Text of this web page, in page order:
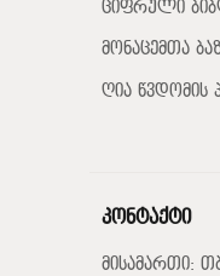
ციფრული
მონაცემთა
ღია წვდომის
კონტაქტი
მისამართი: